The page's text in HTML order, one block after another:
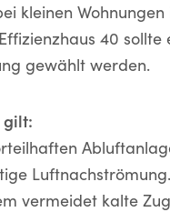
kleinen Wohnungen
40 sollte
gewählt werden.
gilt:
vermeidet kalte